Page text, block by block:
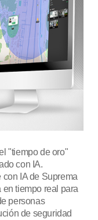
"tiempo de oro"
con IA.
IA de Suprema
tiempo real para
personas
de seguridad